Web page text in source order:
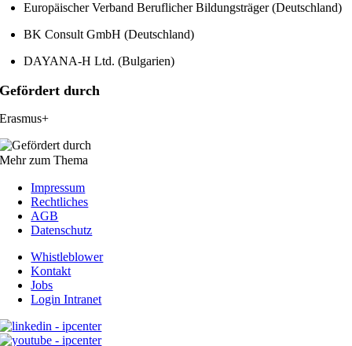
Europäischer Verband Beruflicher Bildungsträger (Deutschland)
BK Consult GmbH (Deutschland)
DAYANA-H Ltd. (Bulgarien)
Gefördert durch
Erasmus+
Mehr zum Thema
Impressum
Rechtliches
AGB
Datenschutz
Whistleblower
Kontakt
Jobs
Login Intranet